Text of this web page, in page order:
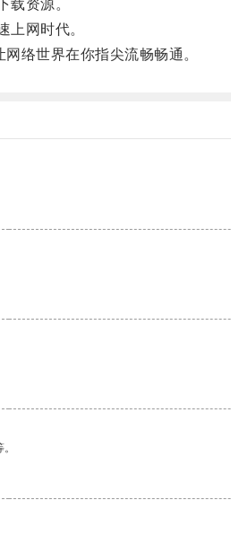
资源。
网时代。
络世界在你指尖流畅畅通。